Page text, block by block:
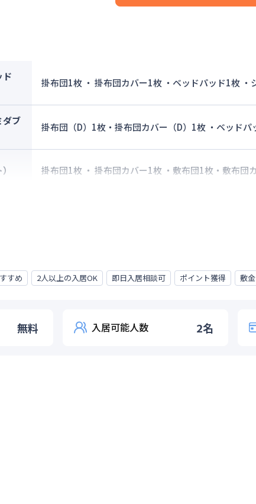
契約事務手数料：5,000円/回（税抜）
ド
掛布団1枚 ・ 掛布団カバー1枚 ・ベッドパッド1枚
ダブ
掛布団（D）1枚・掛布団カバー（D）1枚 ・ベッド
掛布団1枚 ・ 掛布団カバー1枚 ・敷布団1枚・敷布団
すめ 2人以上の入居OK 即日入居相談可 ポイント獲得 敷
無料 入居可能人数 2名